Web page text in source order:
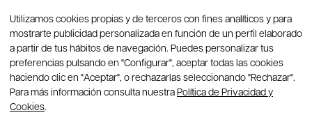
Servicios
Blog
Utilizamos cookies propias y de terceros con fines analíticos y para
mostrarte publicidad personalizada en función de un perfil elaborado
a partir de tus hábitos de navegación. Puedes personalizar tus
preferencias pulsando en "Configurar", aceptar todas las cookies
haciendo clic en "Aceptar", o rechazarlas seleccionando "Rechazar".
Para más información consulta nuestra Política de Privacidad y
Cookies.